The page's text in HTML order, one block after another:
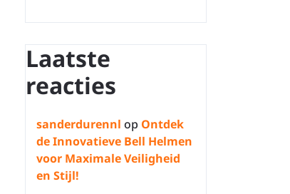
Laatste
reacties
sanderdurennl op Ontdek
de Innovatieve Bell Helmen
voor Maximale Veiligheid
en Stijl!